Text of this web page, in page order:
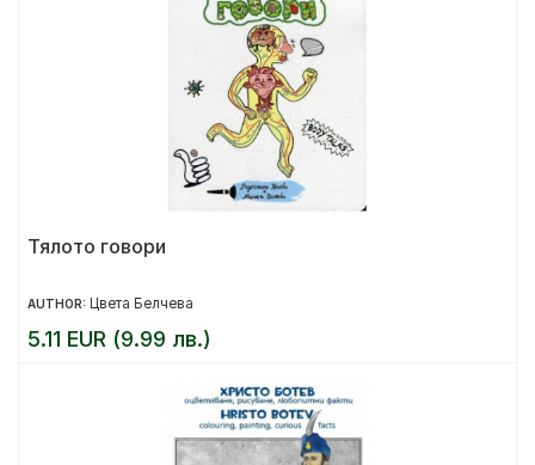
Тялото говори
AUTHOR: Цвета Белчева
5.11 EUR (9.99 лв.)